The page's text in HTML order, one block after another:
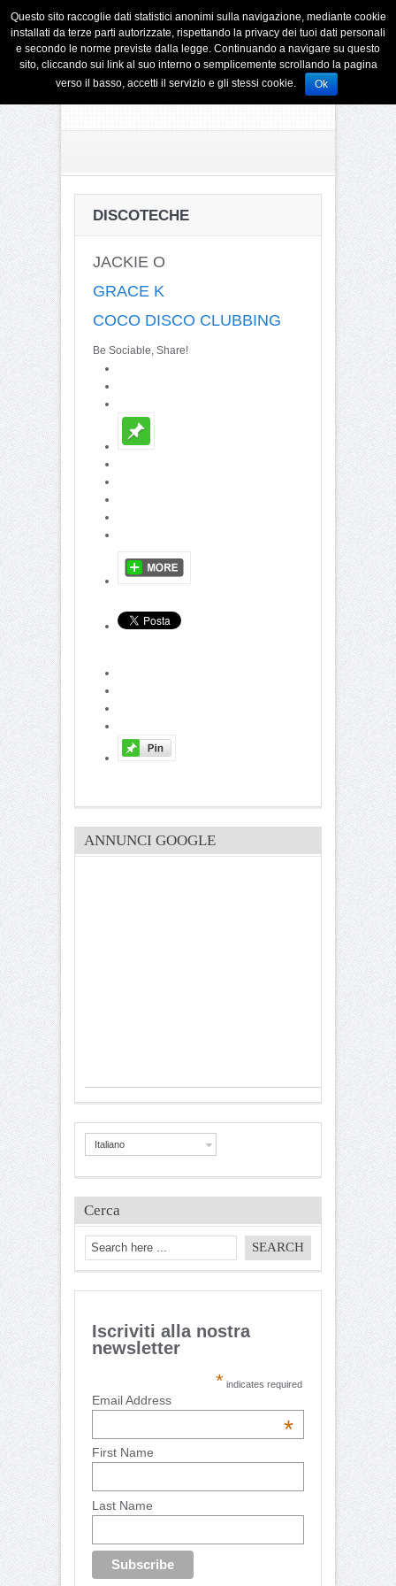
DISCOTECHE
JACKIE O
GRACE K
COCO DISCO CLUBBING
Be Sociable, Share!
ANNUNCI GOOGLE
Italiano
Cerca
Iscriviti alla nostra
newsletter
* indicates required
Email Address
*
First Name
Last Name
Questo sito raccoglie dati statistici anonimi sulla navigazione, mediante cookie
installati da terze parti autorizzate, rispettando la privacy dei tuoi dati personali
e secondo le norme previste dalla legge. Continuando a navigare su questo
sito, cliccando sui link al suo interno o semplicemente scrollando la pagina
verso il basso, accetti il servizio e gli stessi cookie.
Ok